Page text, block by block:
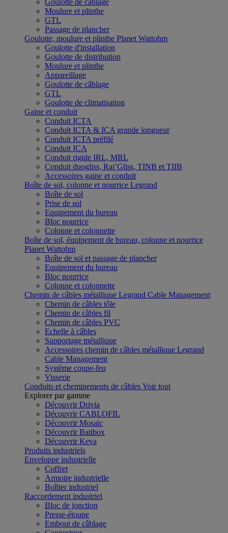
Goulotte de câblage
Moulure et plinthe
GTL
Passage de plancher
Goulotte, moulure et plinthe Planet Wattohm
Goulotte d'installation
Goulotte de distribution
Moulure et plinthe
Appareillage
Goulotte de câblage
GTL
Goulotte de climatisation
Gaine et conduit
Conduit ICTA
Conduit ICTA & ICA grande longueur
Conduit ICTA préfilé
Conduit ICA
Conduit rigide IRL, MRL
Conduit duogliss, Rai’Gliss, TINB et TIIB
Accessoires gaine et conduit
Boîte de sol, colonne et nourrice Legrand
Boîte de sol
Prise de sol
Equipement du bureau
Bloc nourrice
Colonne et colonnette
Boîte de sol, équipement de bureau, colonne et nourrice
Planet Wattohm
Boîte de sol et passage de plancher
Equipement du bureau
Bloc nourrice
Colonne et colonnette
Chemin de câbles métallique Legrand Cable Management
Chemin de câbles tôle
Chemin de câbles fil
Chemin de câbles PVC
Echelle à câbles
Supportage métallique
Accessoires chemin de câbles métallique Legrand
Cable Management
Système coupe-feu
Visserie
Conduits et cheminements de câbles Voir tout
Explorer par gamme
Découvrir Drivia
Découvrir CABLOFIL
Découvrir Mosaic
Découvrir Batibox
Découvrir Keva
Produits industriels
Enveloppe industrielle
Coffret
Armoire industrielle
Boîtier industriel
Raccordement industriel
Bloc de jonction
Presse-étoupe
Embout de câblage